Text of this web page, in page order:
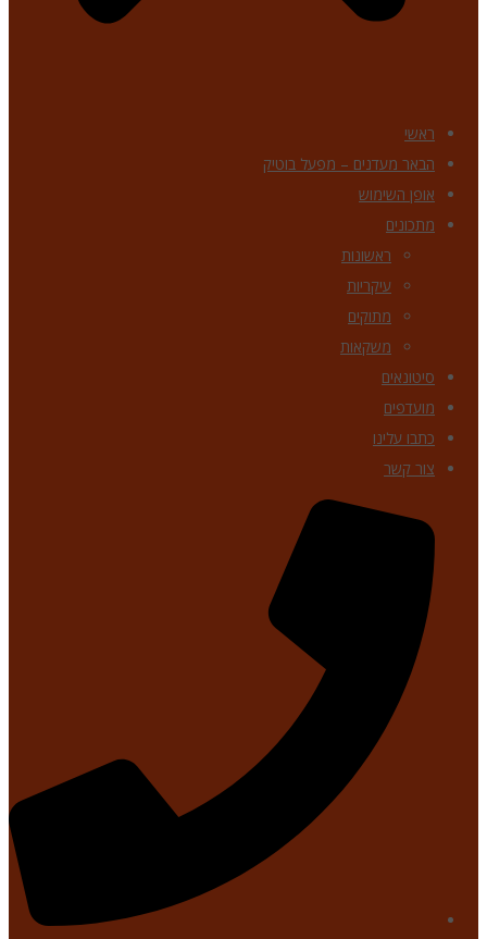
ראשי
הבאר מעדנים – מפעל בוטיק
אופן השימוש
מתכונים
ראשונות
עיקריות
מתוקים
משקאות
סיטונאים
מועדפים
כתבו עלינו
צור קשר